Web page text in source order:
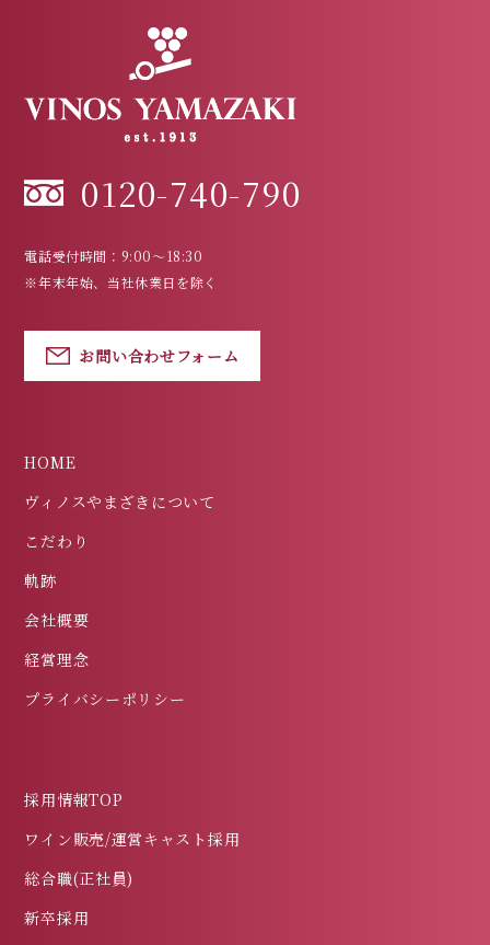
0120-740-790
電話受付時間：9:00～18:30
※年末年始、当社休業日を除く
お問い合わせフォーム
HOME
ヴィノスやまざきについて
こだわり
軌跡
会社概要
経営理念
プライバシーポリシー
採用情報TOP
ワイン販売/運営キャスト採用
総合職(正社員)
新卒採用